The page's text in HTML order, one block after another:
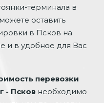
терминала в
оставить
в Псков на
и в удобное для Вас
перевозки
- Псков необходимо